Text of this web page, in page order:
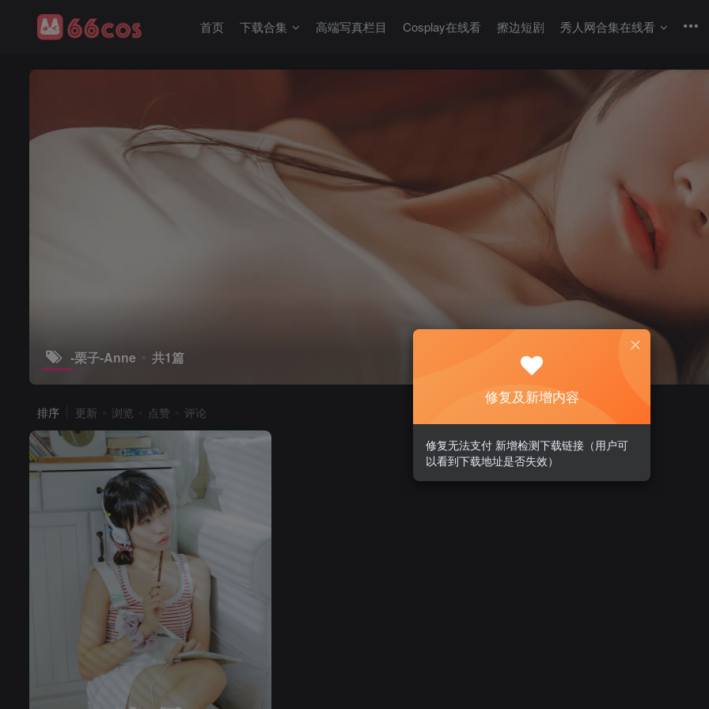
首页 下载合集 高端写真栏目 Cosplay在线看 擦边短剧 秀人网合集在线看
-栗子-Anne 共1篇
排序 更新 浏览 点赞 评论
修复及新增内容
修复无法支付 新增检测下载链接（用户可
以看到下载地址是否失效）